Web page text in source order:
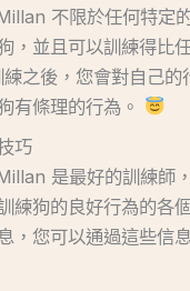
不限於任何特定
，並且可以訓練得比
之後，您會對自己的
有條理的行為。
巧
是最好的訓練師
練狗的良好行為的各
，您可以通過這些信